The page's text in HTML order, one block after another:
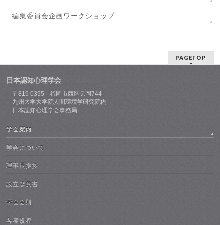
編集委員会企画ワークショップ
PAGETOP
日本認知心理学会
〒819-0395 福岡市西区元岡744
九州大学大学院人間環境学研究院内
日本認知心理学会事務局
学会案内
学会について
理事長挨拶
設立趣意書
学会会則
各種規程